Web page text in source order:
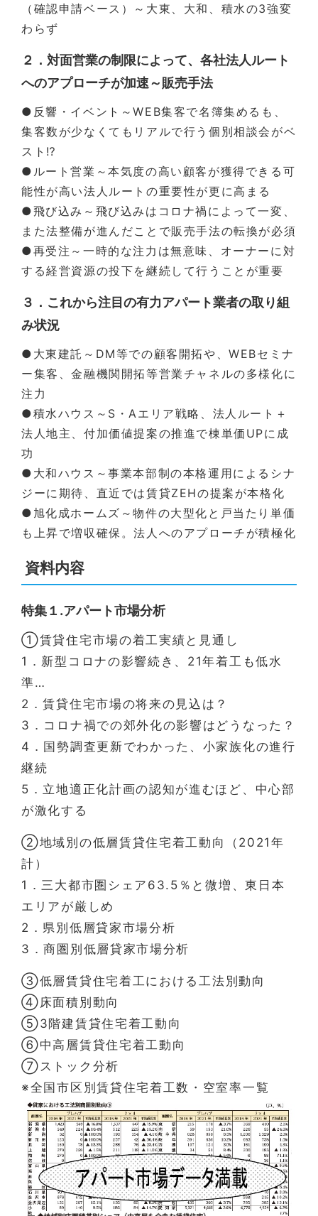
（確認申請ベース）～大東、大和、積水の3強変
わらず
２．対面営業の制限によって、各社法人ルート
へのアプローチが加速～販売手法
●反響・イベント～WEB集客で名簿集めるも、
集客数が少なくてもリアルで行う個別相談会がベ
スト⁉
●ルート営業～本気度の高い顧客が獲得できる可
能性が高い法人ルートの重要性が更に高まる
●飛び込み～飛び込みはコロナ禍によって一変、
また法整備が進んだことで販売手法の転換が必須
●再受注～一時的な注力は無意味、オーナーに対
する経営資源の投下を継続して行うことが重要
３．これから注目の有力アパート業者の取り組
み状況
●大東建託～DM等での顧客開拓や、WEBセミナ
ー集客、金融機関開拓等営業チャネルの多様化に
注力
●積水ハウス～S・Aエリア戦略、法人ルート＋
法人地主、付加価値提案の推進で棟単価UPに成
功
●大和ハウス～事業本部制の本格運用によるシナ
ジーに期待、直近では賃貸ZEHの提案が本格化
●旭化成ホームズ～物件の大型化と戸当たり単価
も上昇で増収確保。法人へのアプローチが積極化
資料内容
特集１.アパート市場分析
①賃貸住宅市場の着工実績と見通し
1．新型コロナの影響続き、21年着工も低水
準…
2．賃貸住宅市場の将来の見込は？
3．コロナ禍での郊外化の影響はどうなった？
4．国勢調査更新でわかった、小家族化の進行
継続
5．立地適正化計画の認知が進むほど、中心部
が激化する
②地域別の低層賃貸住宅着工動向（2021年
計）
1．三大都市圏シェア63.5％と微増、東日本
エリアが厳しめ
2．県別低層貸家市場分析
3．商圏別低層貸家市場分析
③低層賃貸住宅着工における工法別動向
④床面積別動向
⑤3階建賃貸住宅着工動向
⑥中高層賃貸住宅着工動向
⑦ストック分析
※全国市区別賃貸住宅着工数・空室率一覧